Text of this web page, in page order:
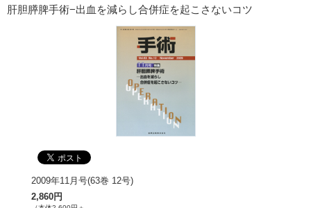
肝胆膵脾手術−出血を減らし合併症を起こさないコツ
2009年11月号(63巻 12号)
2,860円